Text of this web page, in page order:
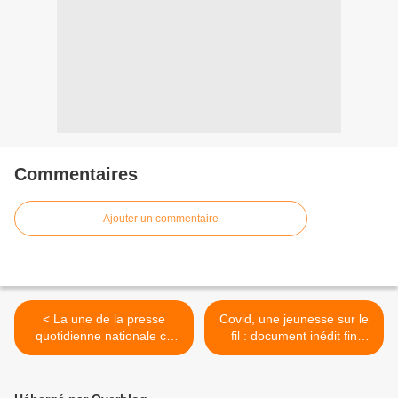
Commentaires
Ajouter un commentaire
< La une de la presse
quotidienne nationale ce
mardi 5 octobre 2021.
Covid, une jeunesse sur le
fil : document inédit fin
octobre sur LCP. >